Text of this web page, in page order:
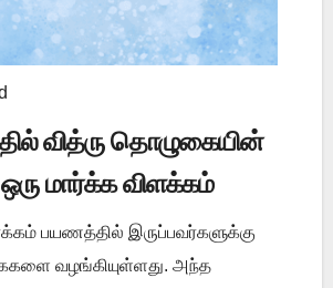
வித்ரு தொழுகையின்
மார்க்க விளக்கம்
பயணத்தில் இருப்பவர்களுக்கு
வழங்கியுள்ளது. அந்த